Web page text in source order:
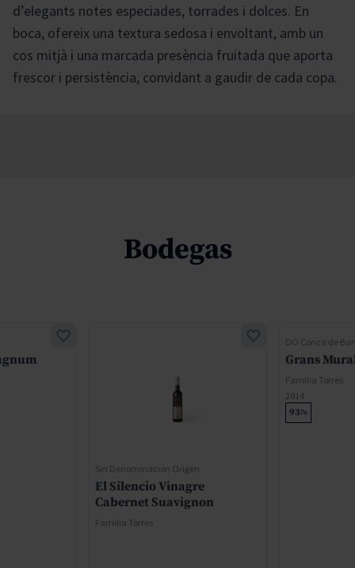
d’elegants notes especiades, torrades i dolces. En
boca, ofereix una textura sedosa i envoltant, amb un
cos mitjà i una marcada presència fruitada que aporta
frescor i persistència, convidant a gaudir de cada copa.
Bodegas
Sin Denominacion Origen
El Silencio Vinagre
Cabernet Suavignon
Familia Torres
DO Conca de
Grans
Familia Torres
2014
93Pe